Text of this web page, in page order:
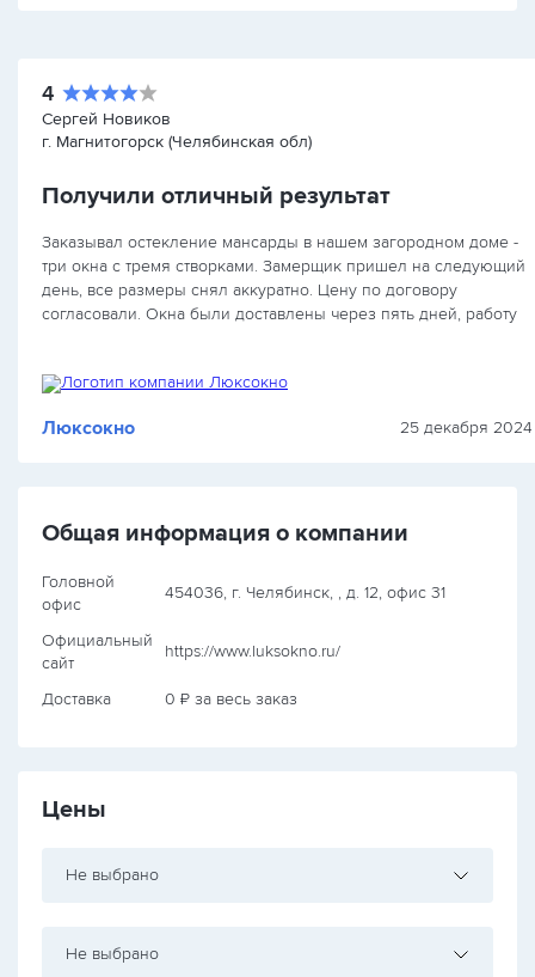
4
Сергей Новиков
г. Магнитогорск (Челябинская обл)
Получили отличный результат
Заказывал остекление мансарды в нашем загородном доме -
три окна с тремя створками. Замерщик пришел на следующий
день, все размеры снял аккуратно. Цену по договору
согласовали. Окна были доставлены через пять дней, работу
Люксокно 25 декабря 2024
Общая информация о компании
Головной
офис
454036, г. Челябинск, , д. 12, офис 31
Официальный
сайт
https://www.luksokno.ru/
Доставка 0 ₽ за весь заказ
Цены
Не выбрано
Не выбрано